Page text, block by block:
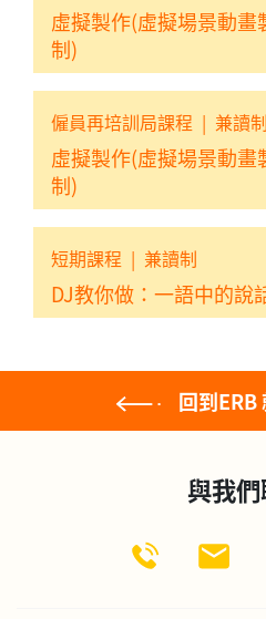
虛擬製作(虛擬場景動畫
制)
僱員再培訓局課程 | 兼讀制
虛擬製作(虛擬場景動畫
制)
短期課程 | 兼讀制
DJ教你做：一語中的說
回到ERB
與我